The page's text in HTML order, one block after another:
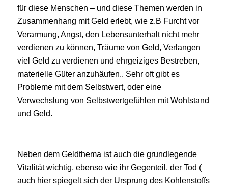
für diese Menschen – und diese Themen werden in
Zusammenhang mit Geld erlebt, wie z.B Furcht vor
Verarmung, Angst, den Lebensunterhalt nicht mehr
verdienen zu können, Träume von Geld, Verlangen
viel Geld zu verdienen und ehrgeiziges Bestreben,
materielle Güter anzuhäufen.. Sehr oft gibt es
Probleme mit dem Selbstwert, oder eine
Verwechslung von Selbstwertgefühlen mit Wohlstand
und Geld.
Neben dem Geldthema ist auch die grundlegende
Vitalität wichtig, ebenso wie ihr Gegenteil, der Tod (
auch hier spiegelt sich der Ursprung des Kohlenstoffs